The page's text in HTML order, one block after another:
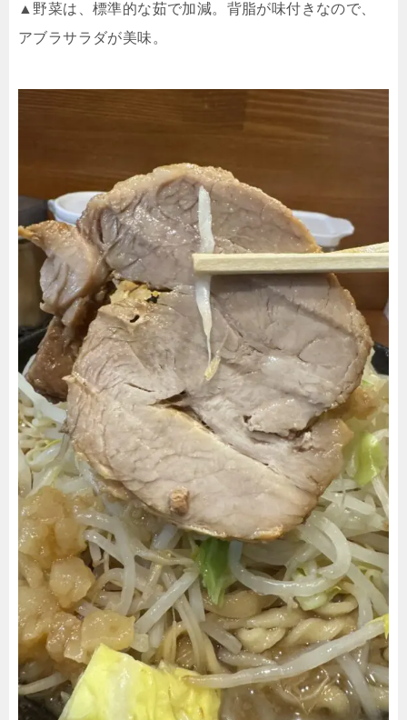
▲野菜は、標準的な茹で加減。背脂が味付きなので、
アブラサラダが美味。